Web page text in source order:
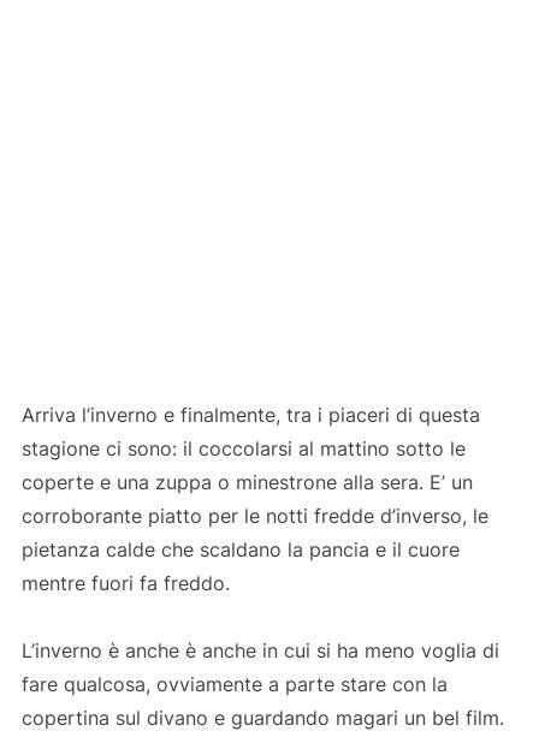
Arriva l’inverno e finalmente, tra i piaceri di questa
stagione ci sono: il coccolarsi al mattino sotto le
coperte e una zuppa o minestrone alla sera. E’ un
corroborante piatto per le notti fredde d’inverso, le
pietanza calde che scaldano la pancia e il cuore
mentre fuori fa freddo.
L’inverno è anche è anche in cui si ha meno voglia di
fare qualcosa, ovviamente a parte stare con la
copertina sul divano e guardando magari un bel film.